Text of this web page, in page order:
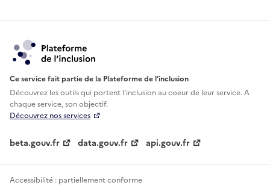
Ce service fait partie de la Plateforme de l’inclusion
Découvrez les outils qui portent l'inclusion aucoeur de leur service. A
chaque service, son objectif.
Découvrez nos services
beta.gouv.fr data.gouv.fr api.gouv.fr
Accessibilité : partiellement conforme